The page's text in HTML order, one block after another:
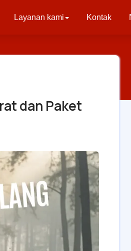
Layanan kami Kontak
dan Paket